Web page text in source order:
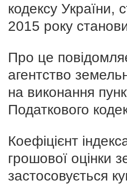
кодексу України,
2015 року
Про це
агентство
на виконання
Податкового
Коефіцієнт
грошової оцінки
застосовується